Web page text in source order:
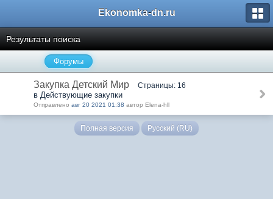
Ekonomka-dn.ru
Результаты поиска
Форумы
Закупка Детский Мир Страницы: 16
в Действующие закупки
Отправлено авг 20 2021 01:38 автор Elena-hll
Полная версия Русский (RU)